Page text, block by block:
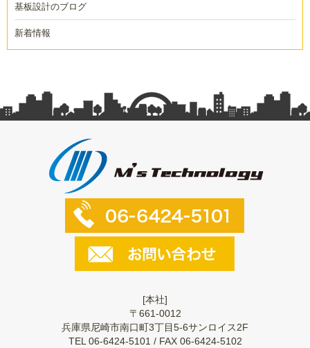
基板設計のブログ
新着情報
[本社]
〒661-0012
兵庫県尼崎市南口町3丁目5-6サンロイス2F
TEL 06-6424-5101 / FAX 06-6424-5102